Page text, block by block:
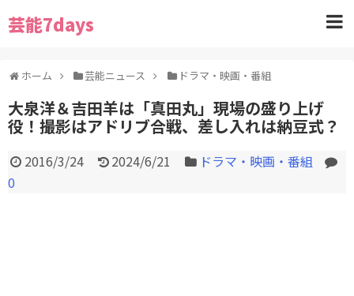
芸能7days
ホーム 芸能ニュース ドラマ・映画・番組
大泉洋＆吉田羊は「真田丸」現場の盛り上げ
役！撮影はアドリブ合戦、差し入れは納豆式？
2016/3/24 2024/6/21
ドラマ・映画・番組
0